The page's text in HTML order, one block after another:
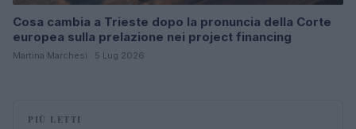
Cosa cambia a Trieste dopo la pronuncia della Corte
europea sulla prelazione nei project financing
Martina Marchesi · 5 Lug 2026
PIÙ LETTI